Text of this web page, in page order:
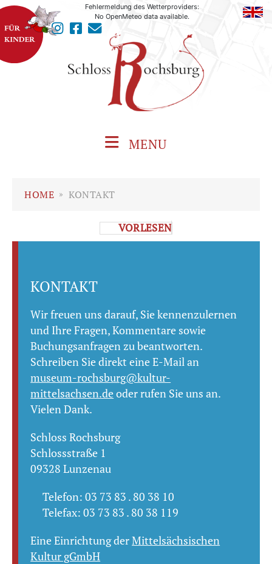
Fehlermeldung des Wetterproviders:
No OpenMeteo data available.
MENU
HOME »KONTAKT
VORLESEN
KONTAKT
Wir freuen uns darauf, Sie kennenzulernen
und Ihre Fragen, Kommentare sowie
Buchungsanfragen zu beantworten.
Schreiben Sie direkt eine E-Mail an
museum-rochsburg@kultur-
mittelsachsen.deoder rufen Sie uns an.
Vielen Dank.
Schloss Rochsburg
Schlossstraße 1
09328 Lunzenau
Telefon: 03 73 83 . 80 38 10
Telefax: 03 73 83 . 80 38 119
Eine Einrichtung derMittelsächsischen
Kultur gGmbH